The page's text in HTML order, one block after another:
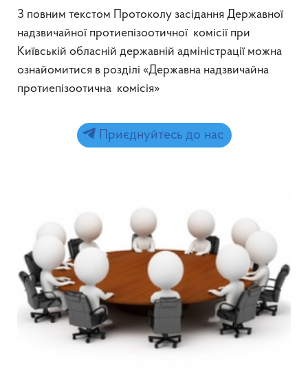
З повним текстом Протоколу засідання Державної
надзвичайної протиепізоотичної комісії при
Київській обласній державній адміністрації можна
ознайомитися в розділі «Державна надзвичайна
протиепізоотична комісія»
Приєднуйтесь до нас